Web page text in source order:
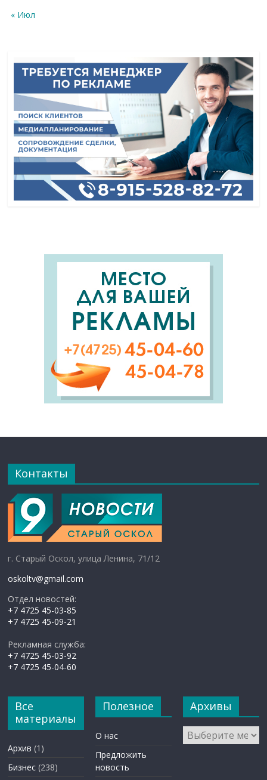
« Июл
Контакты
г. Старый Оскол, улица Ленина, 71/12
oskoltv@gmail.com
Отдел новостей:
+7 4725 45-03-85
+7 4725 45-09-21
Рекламная служба:
+7 4725 45-03-92
+7 4725 45-04-60
Все
материалы
Архив (1)
Бизнес (238)
Полезное
О нас
Предложить
новость
Архивы
Архивы